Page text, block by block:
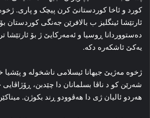
کورد و ئاخا کوردستانێ کرن پیچک و پاری.
ئارتێشا ئینگلیز ب بالافرێن جه‌نگی کوردستان
ده‌ستووردانا ڕوسیا و ئه‌مه‌رکایێ ژ بۆ
یه‌کێ ئاشکه‌ره‌ دکه‌.
ژخوه‌ مه‌ژیێ جیهانا ئیسلامی ناشخوله‌ و پێشیا
شه‌رێن کو د ناڤا بسلمانان دا چێدبن،
هه‌ردو ئالیان ژی دا هه‌ڤوودو ڕند بکوژن.